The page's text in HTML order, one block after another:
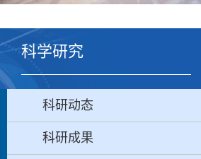
科学研究
科研动态
科研成果